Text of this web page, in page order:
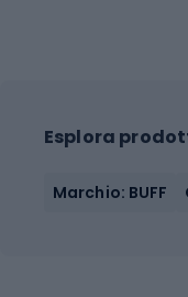
Esplora
Marchio: BUFF